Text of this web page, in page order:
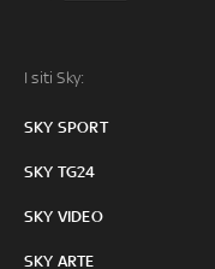
I siti Sky:
SKY SPORT
SKY TG24
SKY VIDEO
SKY ARTE